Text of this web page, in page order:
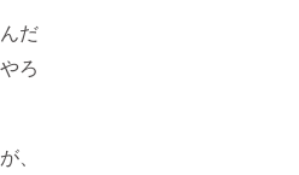
だ
ろ
、